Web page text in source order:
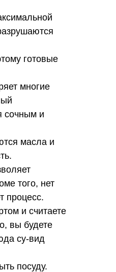
готовые
многие
сочным и
масла и
того, нет
процесс.
и считаете
вы будете
су-вид
посуду.